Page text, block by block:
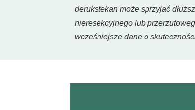
derukstekan może sprzyjać
nieresekcyjnego lub
wcześniejsze dane o